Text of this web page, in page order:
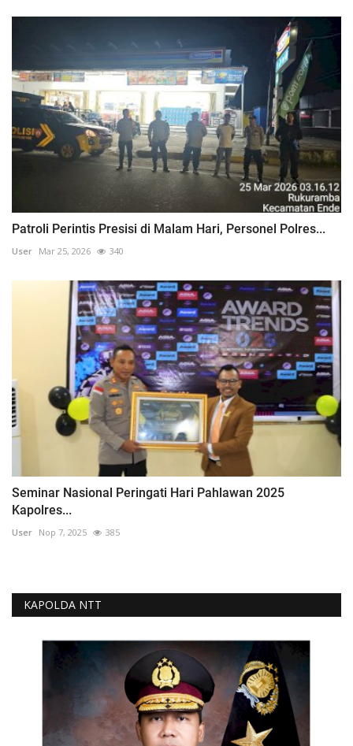
Patroli Perintis Presisi di Malam Hari, Personel Polres...
User Mar 25, 2026 340
Seminar Nasional Peringati Hari Pahlawan 2025
Kapolres...
User Nop 7, 2025 385
KAPOLDA NTT